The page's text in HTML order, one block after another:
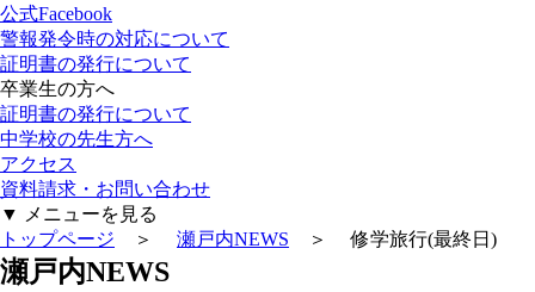
公式Facebook
警報発令時の対応について
証明書の発行について
卒業生の方へ
証明書の発行について
中学校の先生方へ
アクセス
資料請求・お問い合わせ
▼
メニューを見る
トップページ ＞ 瀬戸内NEWS ＞ 修学旅行(最終日)
瀬戸内NEWS